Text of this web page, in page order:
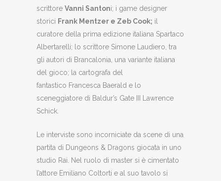
scrittore Vanni Santoni; i game designer
storici Frank Mentzer e Zeb Cook; il
curatore della prima edizione italiana Spartaco
Albertarelli; lo scrittore Simone Laudiero, tra
gli autori di Brancalonia, una variante italiana
del gioco; la cartografa del
fantastico Francesca Baerald e lo
sceneggiatore di Baldur’s Gate III Lawrence
Schick.
Le interviste sono incorniciate da scene di una
partita di Dungeons & Dragons giocata in uno
studio Rai. Nel ruolo di master si è cimentato
l’attore Emiliano Coltorti e al suo tavolo si